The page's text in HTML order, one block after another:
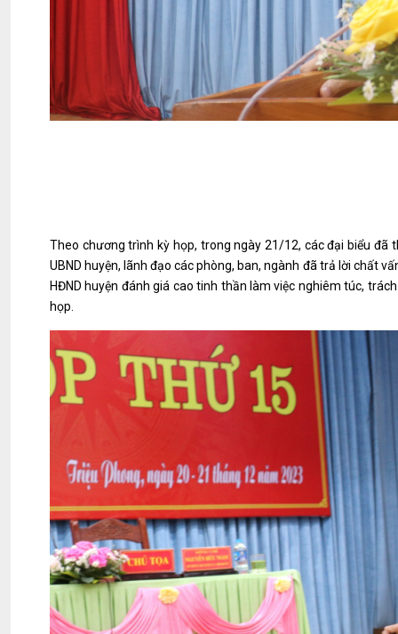
Theo chương trình kỳ họp, trong ngày 21/12, các đại biểu
UBND huyện, lãnh đạo các phòng, ban, ngành đã trả lời chất
HĐND huyện đánh giá cao tinh thần làm việc nghiêm túc,
họp.